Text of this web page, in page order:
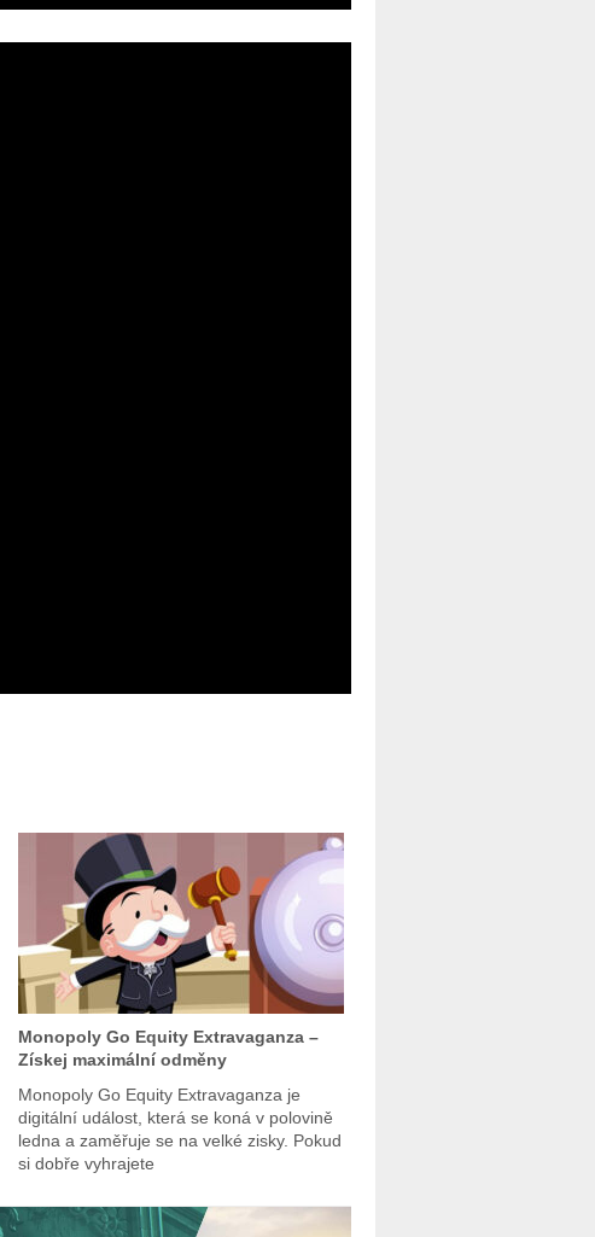
Monopoly Go Equity Extravaganza –
Získej maximální odměny
Monopoly Go Equity Extravaganza je
digitální událost, která se koná v polovině
ledna a zaměřuje se na velké zisky. Pokud
si dobře vyhrajete